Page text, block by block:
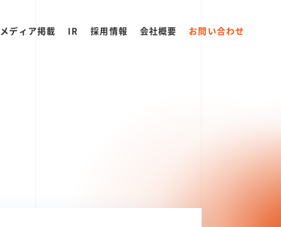
メディア掲載 IR 採用情報 会社概要 お問い合わせ